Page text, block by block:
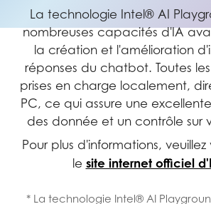
La technologie Intel® AI
nombreuses capacités d'IA
la création et l'amélioration
réponses du chatbot. Toutes
prises en charge localement,
PC, ce qui assure une
des donnée et un contrôle sur
Pour plus d'informations, veuillez
le site internet officiel
* La technologie Intel® AI